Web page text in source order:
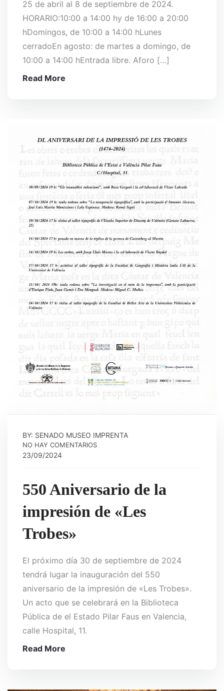
25 de abril al 8 de septiembre de 2024.
HORARIO:10:00 a 14:00 hy de 16:00 a 20:00
hDomingos, de 10:00 a 14:00 hLunes
cerradoEn agosto: de martes a domingo, de
10:00 a 14:00 hEntrada libre. Aforo […]
Read More
BY: SENADO MUSEO IMPRENTA
NO HAY COMENTARIOS
23/09/2024
550 Aniversario de la
impresión de «Les
Trobes»
El próximo día 30 de septiembre de 2024
tendrá lugar la inauguración del 550
aniversario de la impresión de «Les Trobes».
Un acto que se celebrará en la Biblioteca
Pública de el Estado Pilar Faus en Valencia,
calle Hospital, 11.
Read More